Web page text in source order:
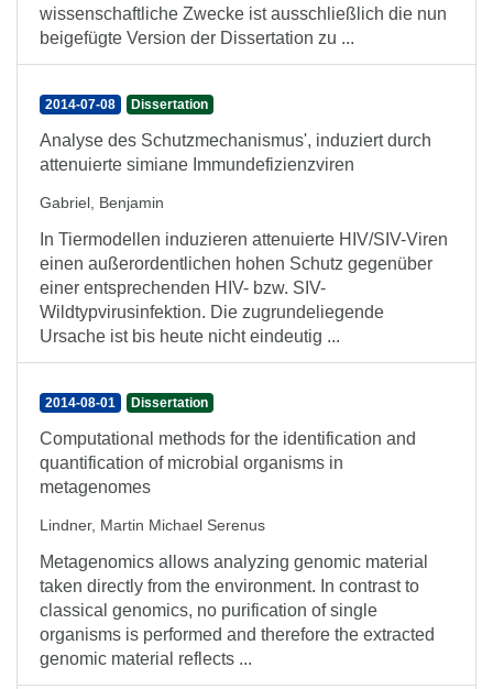
wissenschaftliche Zwecke ist ausschließlich die nun
beigefügte Version der Dissertation zu ...
2014-07-08 Dissertation
Analyse des Schutzmechanismus', induziert durch
attenuierte simiane Immundefizienzviren
Gabriel, Benjamin
In Tiermodellen induzieren attenuierte HIV/SIV-Viren
einen außerordentlichen hohen Schutz gegenüber
einer entsprechenden HIV- bzw. SIV-
Wildtypvirusinfektion. Die zugrundeliegende
Ursache ist bis heute nicht eindeutig ...
2014-08-01 Dissertation
Computational methods for the identification and
quantification of microbial organisms in
metagenomes
Lindner, Martin Michael Serenus
Metagenomics allows analyzing genomic material
taken directly from the environment. In contrast to
classical genomics, no purification of single
organisms is performed and therefore the extracted
genomic material reflects ...